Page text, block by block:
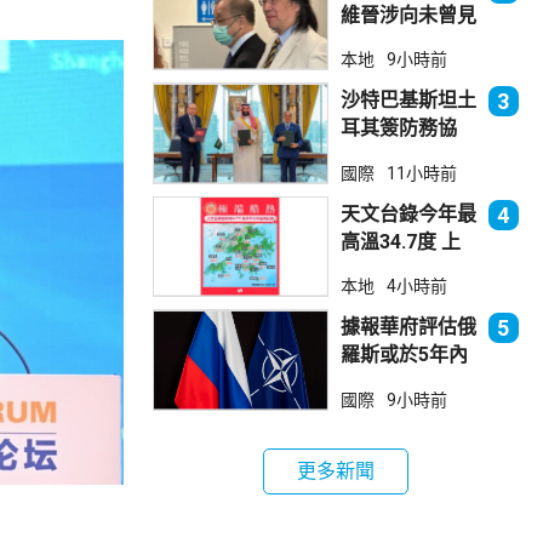
維晉涉向未曾見
委會繼續聆訊
本地 9小時前
沙特巴基斯坦土
耳其簽防務協
林團結
3
國際 11小時前
天文台錄今年最
高溫34.7度 上
4
本地 4小時前
據報華府評估俄
羅斯或於5年內
北約集體防禦
5
國際 9小時前
更多新聞